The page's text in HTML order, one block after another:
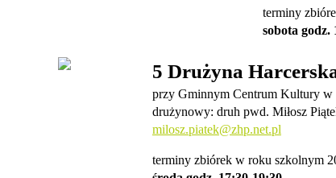
terminy
sobota godz.
5 Drużyna
przy Gminnym Centrum Kultury w
drużynowy: druh pwd. Miłosz
milosz.piatek@zhp.net.pl
terminy zbiórek w roku szkolnym